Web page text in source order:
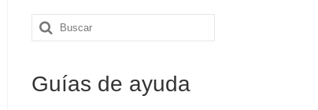
Buscar
Guías de ayuda